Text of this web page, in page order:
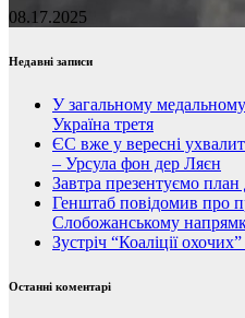
08.17.2025
Недавні записи
У загальному медальному
Україна третя
ЄС вже у вересні
– Урсула фон дер Ляєн
Завтра презентуємо
Генштаб повідомив про
Слобожанському
Зустріч “Коаліції
Останні коментарі